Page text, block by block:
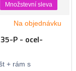
Množstevní sleva
Na objednávku
P - ocel-
+ rám s